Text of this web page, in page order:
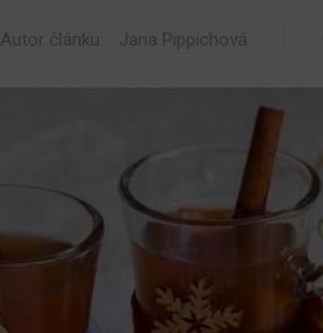
Autor článku: Jana Pippichová